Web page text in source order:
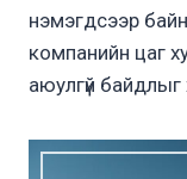
нэмэгдсээр
компанийн цаг
аюулгүй